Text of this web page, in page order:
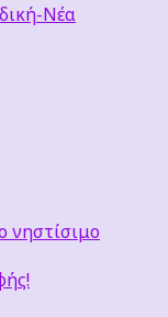
Νέα
νηστίσιμο